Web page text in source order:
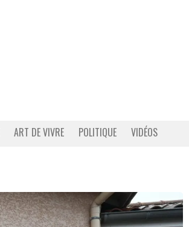
ART DE VIVRE POLITIQUE VIDÉOS